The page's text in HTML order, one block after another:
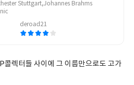
Stuttgart,Johannes Brahms
deroad21
콜렉터들 사이에 그 이름만으로도 고가